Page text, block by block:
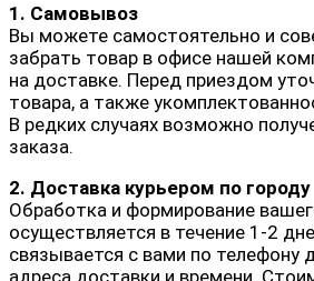
1. Самовывоз
Вы можете самостоятельно и
забрать товар в офисе нашей
на доставке. Перед приездом
товара, а также
В редких случаях возможно
заказа.
2. Доставка курьером по городу
Обработка и формирование
осуществляется в течение 1-2
связывается с вами по телефону
адреса доставки и времени.